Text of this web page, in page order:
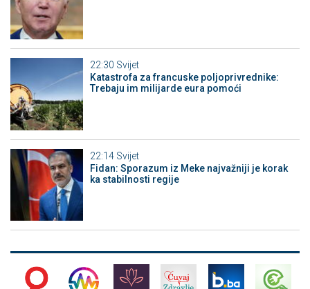
22:30 Svijet
Katastrofa za francuske poljoprivrednike:
Trebaju im milijarde eura pomoći
22:14 Svijet
Fidan: Sporazum iz Meke najvažniji je korak
ka stabilnosti regije